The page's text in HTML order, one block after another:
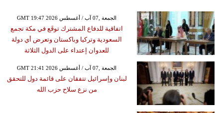
GMT 19:47 2026 الجمعة ,07 آب / أغسطس
اتفاقية للدفاع المشترك توقَع في مكة تجمع
السعودية وتركيا وباكستان وتعرض أي دولة
للعدوان إعتداء على الدول الثلاثة
GMT 21:41 2026 الجمعة ,07 آب / أغسطس
لبنان وإسرائيل تتفقان على قائمة دول للتحقق
من نزع سلاح حزب الله